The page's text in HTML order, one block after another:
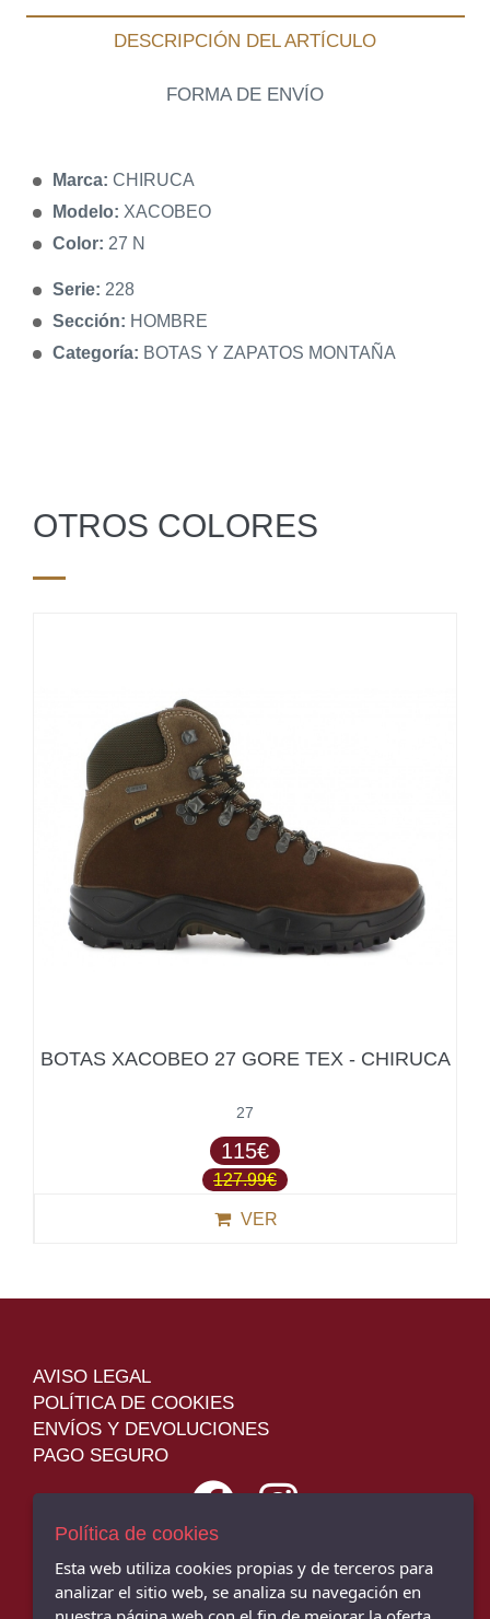
DESCRIPCIÓN DEL ARTÍCULO
FORMA DE ENVÍO
Marca: CHIRUCA
Modelo: XACOBEO
Color: 27 N
Serie: 228
Sección: HOMBRE
Categoría: BOTAS Y ZAPATOS MONTAÑA
OTROS COLORES
BOTAS XACOBEO 27 GORE TEX - CHIRUCA
27
115€
127.99€
VER
AVISO LEGAL
POLÍTICA DE COOKIES
ENVÍOS Y DEVOLUCIONES
PAGO SEGURO
JM SPORT - TIENDA DE DEPORTES - C/ Cervantes, 31, Montoro -
14600 (Córdoba)
957 893 257
Política de cookies
Esta web utiliza cookies propias y de terceros para
analizar el sitio web, se analiza su navegación en